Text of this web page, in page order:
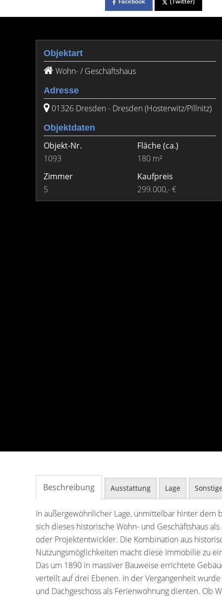
Objektart
Wohn- / Geschäftshaus
Adresse
01326 Dresden - Dresden (Hosterwitz/Pillnitz)
Objektdaten
Objekt-Nr.
1093
Fläche(ca.)
180 m²
Zimmer
5
Kaufpreis
299.000,- €
Beschreibung Ausstattung Lage
In außergewöhnlicher Lage, unmittelbar hinter dem
sich dieses historische Wohn- und Geschäftshaus
oder Projektentwickler. Die Kombination aus
Nutzungsmöglichkeiten macht diese Immobilie zu
Das um 1890 in massiver Bauweise errichtete
verteilt auf drei Ebenen. In der Vergangenheit
und Dachgeschoss als Ferienwohnung dienten. Ob